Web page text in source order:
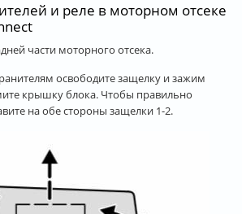
и реле в моторном отсеке
части моторного отсека.
освободите защелку и зажим
крышку блока. Чтобы правильно
на обе стороны защелки 1-2.